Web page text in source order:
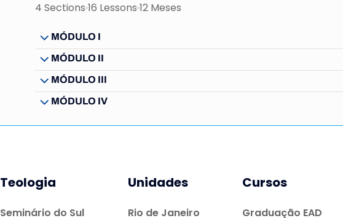
4 Sections 16 Lessons 12 Meses
MÓDULO I
MÓDULO II
MÓDULO III
MÓDULO IV
Teologia
Seminário do Sul
Unidades
Rio de Janeiro
Cursos
Graduação EAD